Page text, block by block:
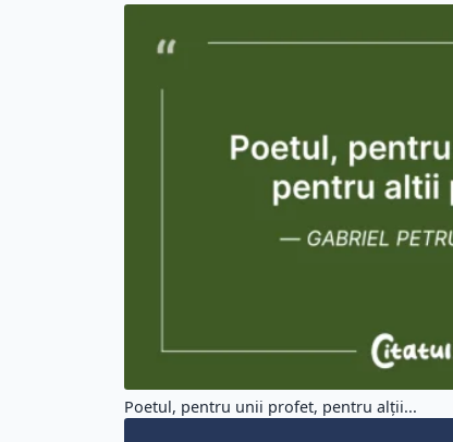
Poetul, pentru unii profet, pentru alții...